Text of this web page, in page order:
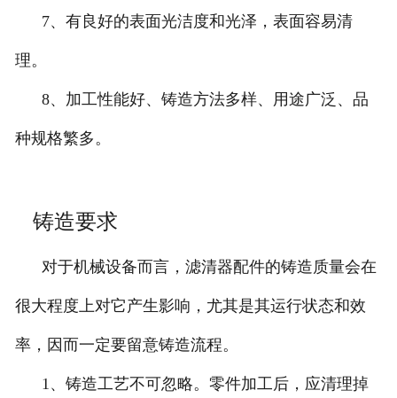
7、有良好的表面光洁度和光泽，表面容易清
理。
8、加工性能好、铸造方法多样、用途广泛、品
种规格繁多。
铸造要求
对于机械设备而言，滤清器配件的铸造质量会在
很大程度上对它产生影响，尤其是其运行状态和效
率，因而一定要留意铸造流程。
1、铸造工艺不可忽略。零件加工后，应清理掉